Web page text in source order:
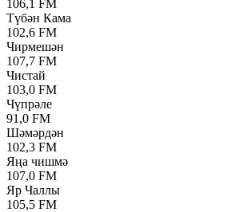
106,1 FM
Түбән Кама
102,6 FM
Чирмешән
107,7 FM
Чистай
103,0 FM
Чүпрәле
91,0 FM
Шәмәрдән
102,3 FM
Яңа чишмә
107,0 FM
Яр Чаллы
105,5 FM